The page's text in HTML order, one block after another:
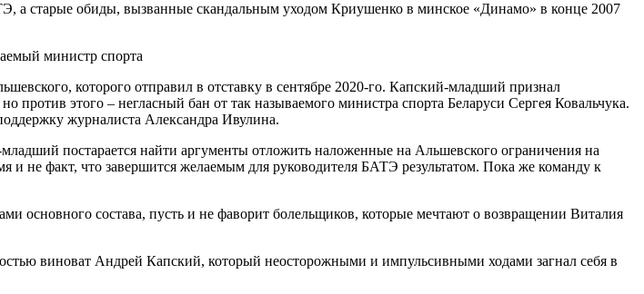
а старые обиды, вызванные скандальным уходом Криушенко в минское «Динамо» в конце 2007
которого отправил в отставку в сентябре 2020-го. Капский-младший признал
этого – негласный бан от так называемого министра спорта Беларуси Сергея Ковальчука.
журналиста Александра Ивулина.
постарается найти аргументы отложить наложенные на Альшевского ограничения на
и не факт, что завершится желаемым для руководителя БАТЭ результатом. Пока же команду к
состава, пусть и не фаворит болельщиков, которые мечтают о возвращении Виталия
виноват Андрей Капский, который неосторожными и импульсивными ходами загнал себя в